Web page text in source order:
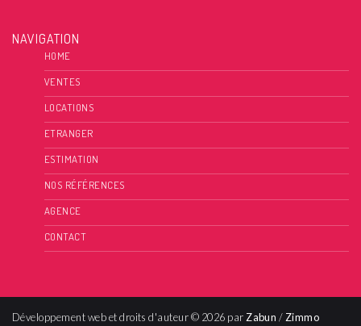
NAVIGATION
HOME
VENTES
LOCATIONS
ETRANGER
ESTIMATION
NOS RÉFÉRENCES
AGENCE
CONTACT
Développement web et droits d'auteur © 2026 par Zabun / Zimmo